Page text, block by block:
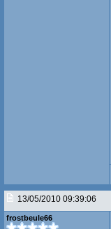
13/05/2010 09:39:06
frostbeule66